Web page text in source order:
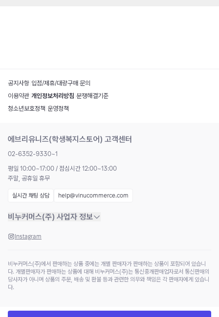
공지사항 입점/제휴/대량구매 문의
이용약관 개인정보처리방침 분쟁해결기준
청소년보호정책 운영정책
에브리유니즈(학생복지스토어) 고객센터
02-6352-9330~1
평일 10:00~17:00 / 점심시간 12:00~13:00
주말, 공휴일 휴무
실시간 채팅 상담 help@vinucommerce.com
비누커머스(주) 사업자 정보
Instagram
비누커머스(주)에서 판매하는 상품 중에는 개별 판매자가 판매하는 상품이 포함되어 있습니
다. 개별판매자가 판매하는 상품에 대해 비누커머스(주)는 통신중개판매업자로서 통신판매의
당사자가 아니며 상품의 주문, 배송 및 환불 등과 관련한 의무와 책임은 각 판매자에게 있습니
다.